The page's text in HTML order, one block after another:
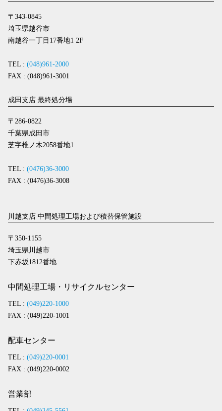
〒343-0845
埼玉県越谷市
南越谷一丁目17番地1 2F
TEL : (048)961-2000
FAX : (048)961-3001
成田支店 最終処分場
〒286-0822
千葉県成田市
芝字椎ノ木2058番地1
TEL : (0476)36-3000
FAX : (0476)36-3008
川越支店 中間処理工場および積替保管施設
〒350-1155
埼玉県川越市
下赤坂1812番地
中間処理工場・リサイクルセンター
TEL : (049)220-1000
FAX : (049)220-1001
配車センター
TEL : (049)220-0001
FAX : (049)220-0002
営業部